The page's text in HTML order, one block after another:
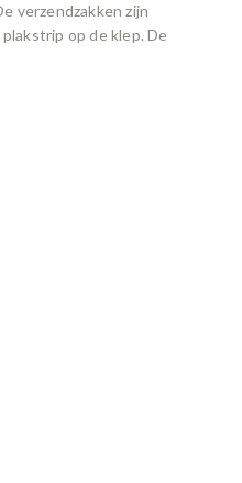
verzendzakken zijn
op de klep. De